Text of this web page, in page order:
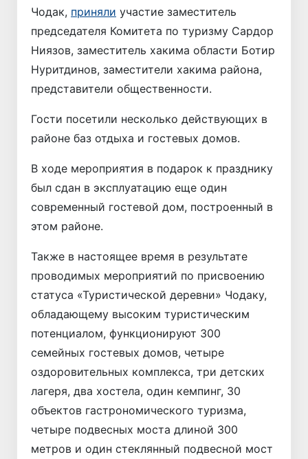
Чодак, приняли участие заместитель
председателя Комитета по туризму Сардор
Ниязов, заместитель хакима области Ботир
Нуритдинов, заместители хакима района,
представители общественности.
Гости посетили несколько действующих в
районе баз отдыха и гостевых домов.
В ходе мероприятия в подарок к празднику
был сдан в эксплуатацию еще один
современный гостевой дом, построенный в
этом районе.
Также в настоящее время в результате
проводимых мероприятий по присвоению
статуса «Туристической деревни» Чодаку,
обладающему высоким туристическим
потенциалом, функционируют 300
семейных гостевых домов, четыре
оздоровительных комплекса, три детских
лагеря, два хостела, один кемпинг, 30
объектов гастрономического туризма,
четыре подвесных моста длиной 300
метров и один стеклянный подвесной мост